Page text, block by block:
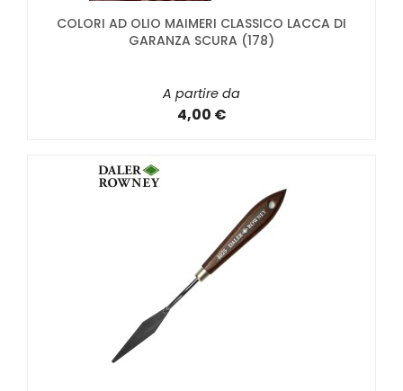
COLORI AD OLIO MAIMERI CLASSICO LACCA DI
GARANZA SCURA (178)
A partire da
4,00 €